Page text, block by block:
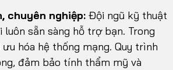
chuyên nghiệp: Đội ngũ kỹ thuật
luôn sẵn sàng hỗ trợ bạn. Trong
hóa hệ thống mạng. Quy trình
đảm bảo tính thẩm mỹ và